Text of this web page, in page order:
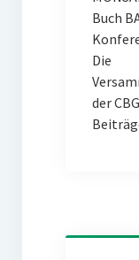
Buch
Die
der